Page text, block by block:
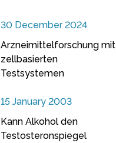
30 December 2024
Arzneimittelforschung mit
zellbasierten
Testsystemen
15 January 2003
Kann Alkohol den
Testosteronspiegel